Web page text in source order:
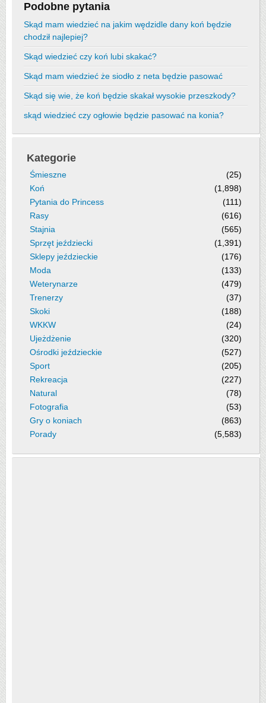
Podobne pytania
Skąd mam wiedzieć na jakim wędzidle dany koń będzie
chodził najlepiej?
Skąd wiedzieć czy koń lubi skakać?
Skąd mam wiedzieć że siodło z neta będzie pasować
Skąd się wie, że koń będzie skakał wysokie przeszkody?
skąd wiedzieć czy ogłowie będzie pasować na konia?
Kategorie
Śmieszne
(25)
Koń
(1,898)
Pytania do Princess
(111)
Rasy
(616)
Stajnia
(565)
Sprzęt jeździecki
(1,391)
Sklepy jeździeckie
(176)
Moda
(133)
Weterynarze
(479)
Trenerzy
(37)
Skoki
(188)
WKKW
(24)
Ujeżdżenie
(320)
Ośrodki jeździeckie
(527)
Sport
(205)
Rekreacja
(227)
Natural
(78)
Fotografia
(53)
Gry o koniach
(863)
Porady
(5,583)